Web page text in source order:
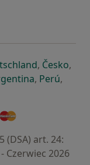
karcie
nowej karcie
się w nowej
otwiera się
, Česko,
karcie
w nowej karcie
się w nowej
otwiera się
, Perú,
(DSA) art. 24:
Czerwiec 2026